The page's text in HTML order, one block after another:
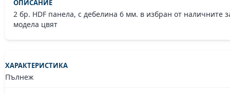
2 бр. HDF панела, с дебелина 6 мм. в избран от наличните
модела цвят
Пълнеж